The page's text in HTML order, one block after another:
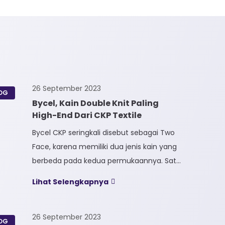
26 September 2023
Bycel, Kain Double Knit Paling
High-End Dari CKP Textile
Bycel CKP seringkali disebut sebagai Two
Face, karena memiliki dua jenis kain yang
berbeda pada kedua permukaannya. Satu
sedangkan sisi lainnya terbuat dari Full
End karena bersifat Fungsional, dapat
Lihat Selengkapnya
26 September 2023